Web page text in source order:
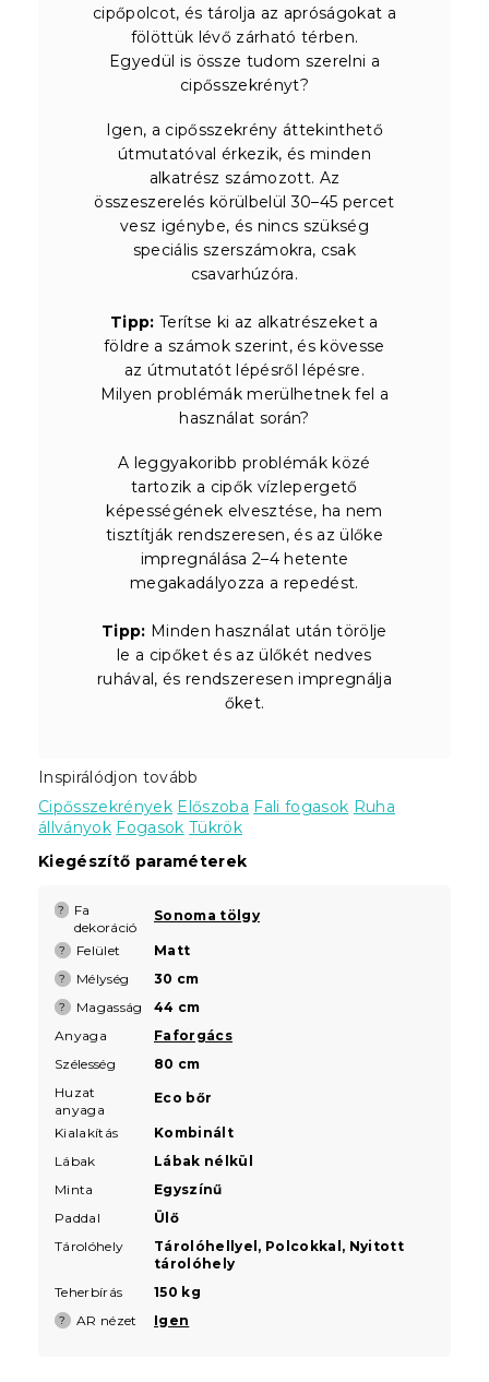
cipőpolcot, és tárolja az apróságokat a
fölöttük lévő zárható térben.
Egyedül is össze tudom szerelni a
cipősszekrényt?
Igen, a cipősszekrény áttekinthető
útmutatóval érkezik, és minden
alkatrész számozott. Az
összeszerelés körülbelül 30–45 percet
vesz igénybe, és nincs szükség
speciális szerszámokra, csak
csavarhúzóra.
Tipp: Terítse ki az alkatrészeket a
földre a számok szerint, és kövesse
az útmutatót lépésről lépésre.
Milyen problémák merülhetnek fel a
használat során?
A leggyakoribb problémák közé
tartozik a cipők vízlepergető
képességének elvesztése, ha nem
tisztítják rendszeresen, és az ülőke
impregnálása 2–4 hetente
megakadályozza a repedést.
Tipp: Minden használat után törölje
le a cipőket és az ülőkét nedves
ruhával, és rendszeresen impregnálja
őket.
Inspirálódjon tovább
Cipősszekrények Előszoba Fali fogasok Ruha
állványok Fogasok Tükrök
Kiegészítő paraméterek
?
Fa
dekoráció
Sonoma tölgy
? Felület Matt
? Mélység 30 cm
? Magasság
44 cm
Anyaga
Faforgács
Szélesség
80 cm
Huzat
anyaga
Eco bőr
Kialakítás
Kombinált
Lábak
Lábak nélkül
Minta
Egyszínű
Paddal
Ülő
Tárolóhely
Tárolóhellyel, Polcokkal, Nyitott
tárolóhely
Teherbírás
150 kg
? AR nézet Igen